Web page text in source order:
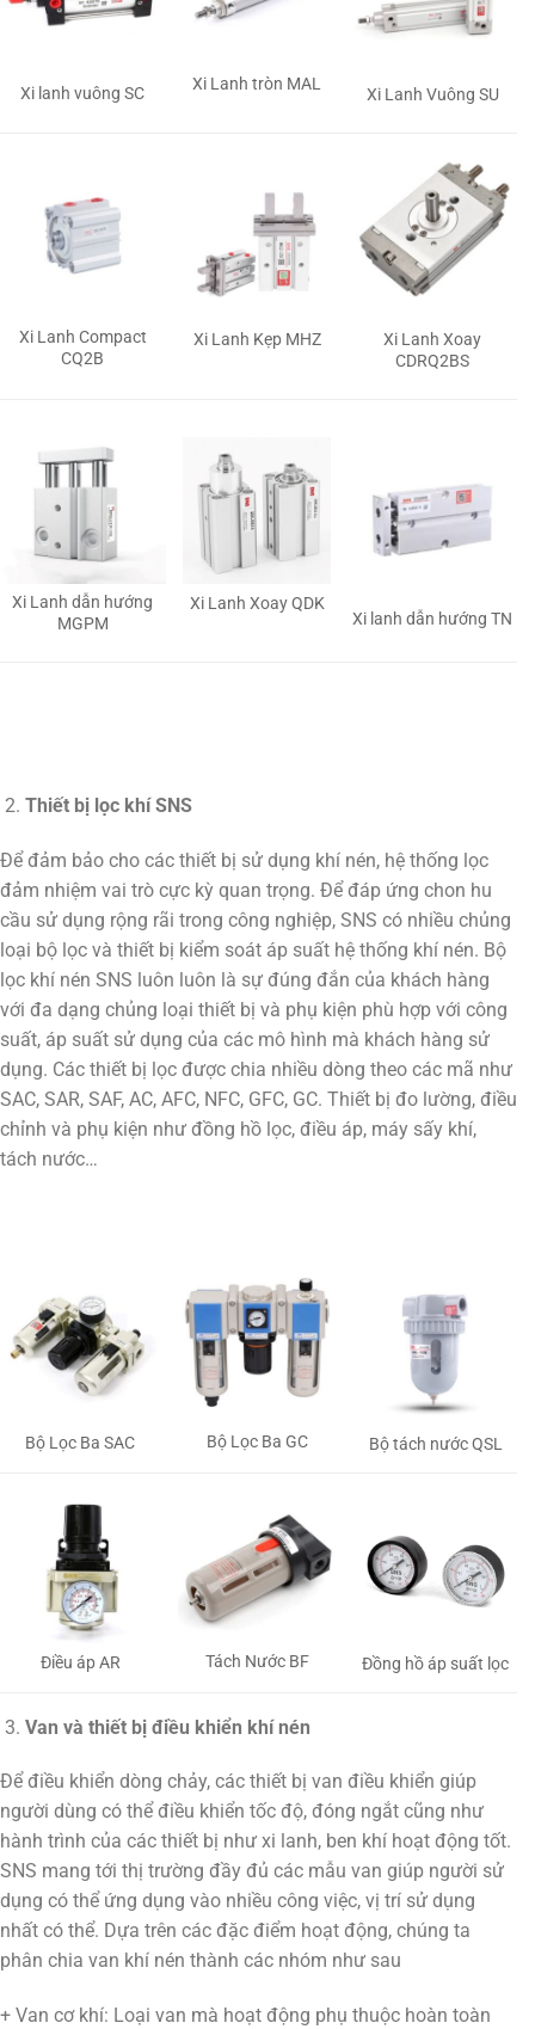
Xi lanh vuông SC Xi Lanh tròn MAL
Xi Lanh Vuông SU
Xi Lanh Compact
CQ2B
Xi Lanh Kẹp MHZ
Xi Lanh Xoay
CDRQ2BS
Xi Lanh dẫn hướng
MGPM
Xi Lanh Xoay QDK
Xi lanh dẫn hướng TN
Thiết bị lọc khí SNS
Để đảm bảo cho các thiết bị sử dụng khí nén, hệ thống lọc
đảm nhiệm vai trò cực kỳ quan trọng. Để đáp ứng chon hu
cầu sử dụng rộng rãi trong công nghiệp, SNS có nhiều chủng
loại bộ lọc và thiết bị kiểm soát áp suất hệ thống khí nén. Bộ
lọc khí nén SNS luôn luôn là sự đúng đắn của khách hàng
với đa dạng chủng loại thiết bị và phụ kiện phù hợp với công
suất, áp suất sử dụng của các mô hình mà khách hàng sử
dụng. Các thiết bị lọc được chia nhiều dòng theo các mã như
SAC, SAR, SAF, AC, AFC, NFC, GFC, GC. Thiết bị đo lường, điều
chỉnh và phụ kiện như đồng hồ lọc, điều áp, máy sấy khí,
tách nước…
Bộ Lọc Ba SAC Bộ Lọc Ba GC Bộ tách nước QSL
Điều áp AR Tách Nước BF Đồng hồ áp suất lọc
Van và thiết bị điều khiển khí nén
Để điều khiển dòng chảy, các thiết bị van điều khiển giúp
người dùng có thể điều khiển tốc độ, đóng ngắt cũng như
hành trình của các thiết bị như xi lanh, ben khí hoạt động tốt.
SNS mang tới thị trường đầy đủ các mẫu van giúp người sử
dụng có thể ứng dụng vào nhiều công việc, vị trí sử dụng
nhất có thể. Dựa trên các đặc điểm hoạt động, chúng ta
phân chia van khí nén thành các nhóm như sau
+ Van cơ khí: Loại van mà hoạt động phụ thuộc hoàn toàn